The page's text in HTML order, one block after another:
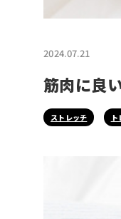
2024.07.21
筋肉に良
ストレッチ